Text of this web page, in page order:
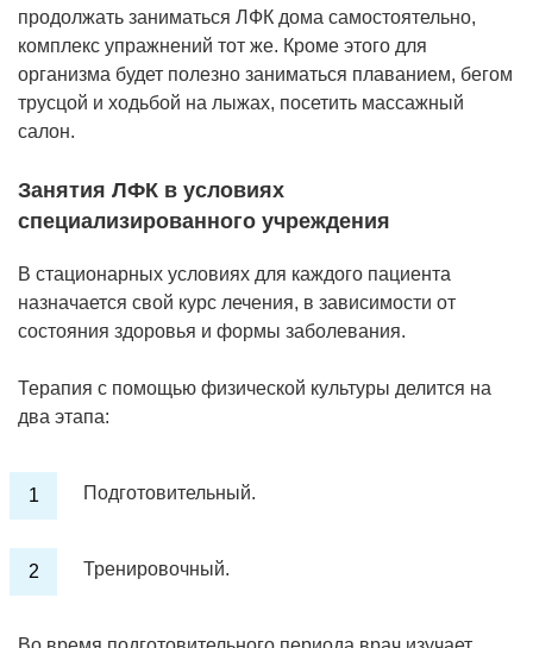
продолжать заниматься ЛФК дома самостоятельно,
комплекс упражнений тот же. Кроме этого для
организма будет полезно заниматься плаванием, бегом
трусцой и ходьбой на лыжах, посетить массажный
салон.
Занятия ЛФК в условиях
специализированного учреждения
В стационарных условиях для каждого пациента
назначается свой курс лечения, в зависимости от
состояния здоровья и формы заболевания.
Терапия с помощью физической культуры делится на
два этапа:
Подготовительный.
Тренировочный.